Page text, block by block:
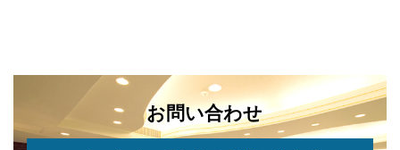
お問い合わせ